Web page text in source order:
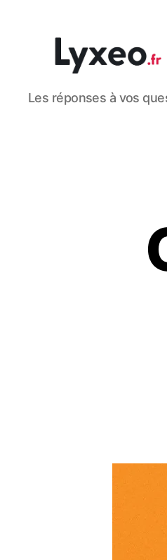
lyxeo.fr
Les réponses à vos